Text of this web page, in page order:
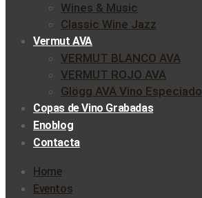
Wines & Music
Classic Wine Jazz
Vermut AVA
VERMUT BLANCO AVA
VERMUT ROJO AVA
Glögg AVA Vino Especiado
Copas de Vino Grabadas
Enoblog
Contacta
Home
Eventos